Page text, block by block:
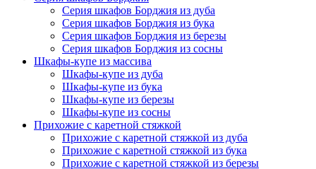
Серия шкафов Борджия из дуба
Серия шкафов Борджия из бука
Серия шкафов Борджия из березы
Серия шкафов Борджия из сосны
Шкафы-купе из массива
Шкафы-купе из дуба
Шкафы-купе из бука
Шкафы-купе из березы
Шкафы-купе из сосны
Прихожие с каретной стяжкой
Прихожие с каретной стяжкой из дуба
Прихожие с каретной стяжкой из бука
Прихожие с каретной стяжкой из березы